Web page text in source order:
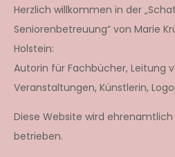
Herzlich willkommen in der
Seniorenbetreuung“ von Marie
Holstein:
Autorin für Fachbücher, Leitung
Veranstaltungen, Künstlerin,
Diese Website wird
betrieben.